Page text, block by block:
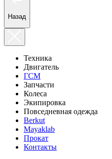
Назад
Техника
Двигатель
ГСМ
Запчасти
Колеса
Экипировка
Повседневная одежда
Berkut
Mayaklab
Прокат
Контакты